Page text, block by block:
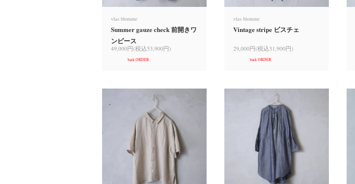
vlas blomme
Summer gauze check 前開きワ
ンピース
49,000円(税込53,900円)
back ORDER
vlas blomme
Vintage stripe ビスチェ
29,000円(税込31,900円)
back ORDER